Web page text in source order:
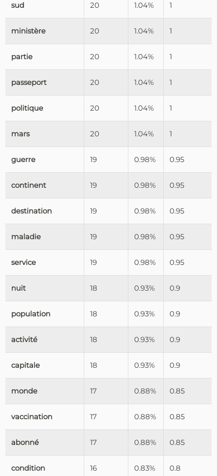
sud 20 1.04% 1
ministère 20 1.04% 1
partie 20 1.04% 1
passeport 20 1.04% 1
politique 20 1.04% 1
mars 20 1.04% 1
guerre 19 0.98% 0.95
continent 19 0.98% 0.95
destination 19 0.98% 0.95
maladie 19 0.98% 0.95
service 19 0.98% 0.95
nuit 18 0.93% 0.9
population 18 0.93% 0.9
activité 18 0.93% 0.9
capitale 18 0.93% 0.9
monde 17 0.88% 0.85
vaccination 17 0.88% 0.85
abonné 17 0.88% 0.85
condition 16 0.83% 0.8